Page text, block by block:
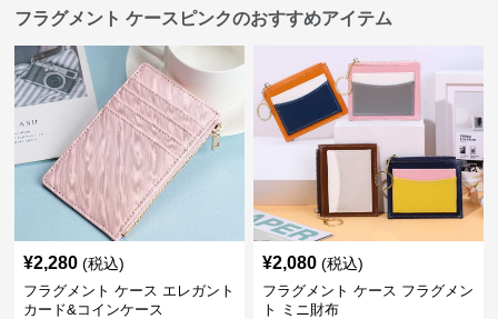
フラグメント ケースピンクのおすすめアイテム
¥2,280 (税込)
フラグメント ケース エレガント
カード&コインケース
¥2,080 (税込)
フラグメント ケース フラグメン
ト ミニ財布